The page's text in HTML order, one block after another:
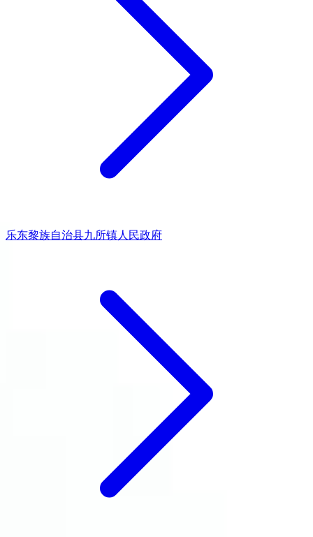
乐东黎族自治县九所镇人民政府